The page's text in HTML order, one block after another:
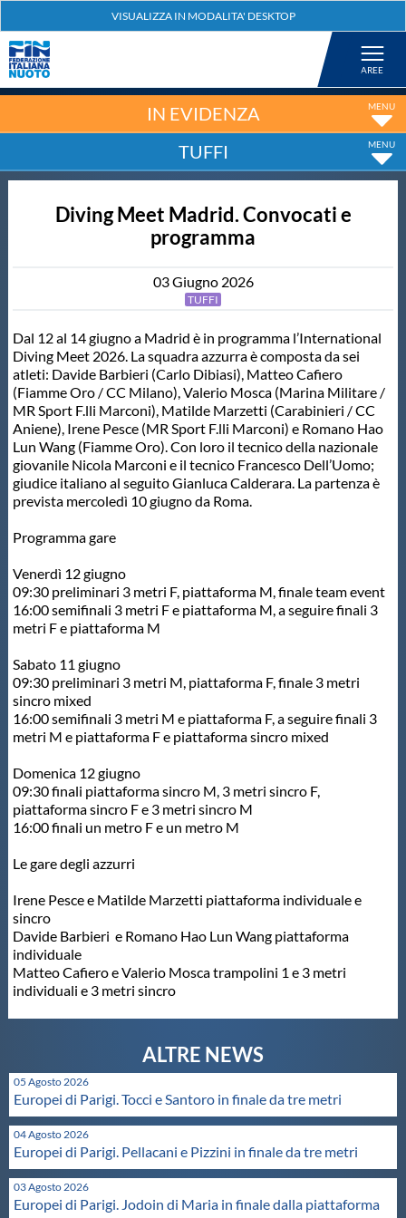
Nuoto
Tuffi
Salvamento
Master
Formazione
GUG
Scuole Nuoto
Propaganda
Centri Federali
Area Legislativa
Protezione Civile
Sostenibilità
Privacy
Archivio News
Flash News
IN EVIDENZA
TUFFI
Diving Meet Madrid. Convocati e
programma
03Giugno 2026
TUFFI
Dal 12 al 14 giugno a Madrid è in programma l’International
Diving Meet 2026. La squadra azzurra è composta da sei
atleti: Davide Barbieri (Carlo Dibiasi), Matteo Cafiero
(Fiamme Oro / CC Milano), Valerio Mosca (Marina Militare /
MR Sport F.lli Marconi), Matilde Marzetti (Carabinieri / CC
Aniene), Irene Pesce (MR Sport F.lli Marconi) e Romano Hao
Lun Wang (Fiamme Oro). Con loro il tecnico della nazionale
giovanile Nicola Marconi e il tecnico Francesco Dell’Uomo;
giudice italiano al seguito Gianluca Calderara. La partenza è
prevista mercoledì 10 giugno da Roma.
Programma gare
Venerdì 12 giugno
09:30 preliminari 3 metri F, piattaforma M, finale team event
16:00 semifinali 3 metri F e piattaforma M, a seguire finali 3
metri F e piattaforma M
Sabato 11 giugno
09:30 preliminari 3 metri M, piattaforma F, finale 3 metri
sincro mixed
16:00 semifinali 3 metri M e piattaforma F, a seguire finali 3
metri M e piattaforma F e piattaforma sincro mixed
Domenica 12 giugno
09:30 finali piattaforma sincro M, 3 metri sincro F,
piattaforma sincro F e 3 metri sincro M
16:00 finali un metro F e un metro M
Le gare degli azzurri
Irene Pesce e Matilde Marzetti piattaforma individuale e
sincro
Davide Barbieri e Romano Hao Lun Wang piattaforma
individuale
Matteo Cafiero e Valerio Mosca trampolini 1 e 3 metri
individuali e 3 metri sincro
05 Agosto 2026
Europei di Parigi. Tocci e Santoro in finale da tre metri
04 Agosto 2026
Europei di Parigi. Pellacani e Pizzini in finale da tre metri
03 Agosto 2026
Europei di Parigi. Jodoin di Maria in finale dalla piattaforma